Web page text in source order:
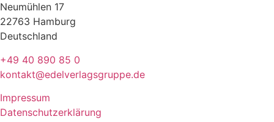
Neumühlen 17
22763 Hamburg
Deutschland
+49 40 890 85 0
kontakt@edelverlagsgruppe.de
Impressum
Datenschutzerklärung